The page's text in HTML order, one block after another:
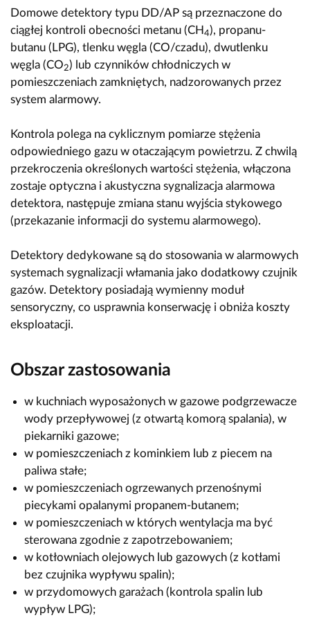
Domowe detektory typu DD/AP są przeznaczone do
ciągłej kontroli obecności metanu (CH 4), propanu-
butanu (LPG), tlenku węgla (CO/czadu), dwutlenku
węgla (CO2) lub czynników chłodniczych w
pomieszczeniach zamkniętych, nadzorowanych przez
system alarmowy.
Kontrola polega na cyklicznym pomiarze stężenia
odpowiedniego gazu w otaczającym powietrzu. Z chwilą
przekroczenia określonych wartości stężenia, włączona
zostaje optyczna i akustyczna sygnalizacja alarmowa
detektora, następuje zmiana stanu wyjścia stykowego
(przekazanie informacji do systemu alarmowego).
Detektory dedykowane są do stosowania w alarmowych
systemach sygnalizacji włamania jako dodatkowy czujnik
gazów. Detektory posiadają wymienny moduł
sensoryczny, co usprawnia konserwację i obniża koszty
eksploatacji.
Obszar zastosowania
w kuchniach wyposażonych w gazowe podgrzewacze
wody przepływowej (z otwartą komorą spalania), w
piekarniki gazowe;
w pomieszczeniach z kominkiem lub z piecem na
paliwa stałe;
w pomieszczeniach ogrzewanych przenośnymi
piecykami opalanymi propanem-butanem;
w pomieszczeniach w których wentylacja ma być
sterowana zgodnie z zapotrzebowaniem;
w kotłowniach olejowych lub gazowych (z kotłami
bez czujnika wypływu spalin);
w przydomowych garażach (kontrola spalin lub
wypływ LPG);